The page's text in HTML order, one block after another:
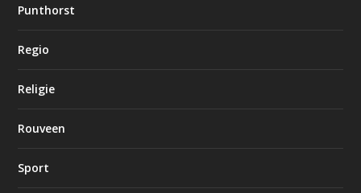
Punthorst
Regio
Religie
Rouveen
Sport